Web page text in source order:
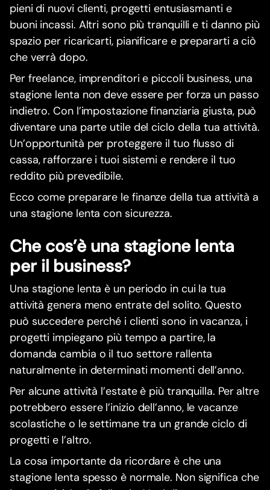
pieni di nuovi clienti, progetti entusiasmanti e
buoni incassi. Altri sono più tranquilli e ti danno più
spazio per ricaricarti, pianificare e prepararti a ciò
che verrà dopo.
Per freelance, imprenditori e piccoli business, una
stagione lenta non deve essere per forza un passo
indietro. Con l’impostazione finanziaria giusta, può
diventare una parte utile del ciclo della tua attività.
Un’opportunità per proteggere il tuo flusso di
cassa, rafforzare i tuoi sistemi e rendere il tuo
reddito più prevedibile.
Ecco come preparare le finanze della tua attività a
una stagione lenta con sicurezza.
Che cos’è una stagione lenta
per il business?
Una stagione lenta è un periodo in cui la tua
attività genera meno entrate del solito. Questo
può succedere perché i clienti sono in vacanza, i
progetti impiegano più tempo a partire, la
domanda cambia o il tuo settore rallenta
naturalmente in determinati momenti dell’anno.
Per alcune attività l’estate è più tranquilla. Per altre
potrebbero essere l’inizio dell’anno, le vacanze
scolastiche o le settimane tra un grande ciclo di
progetti e l’altro.
La cosa importante da ricordare è che una
stagione lenta spesso è normale. Non significa che